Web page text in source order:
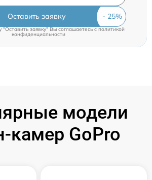
Оставить заявку
заявку" Вы соглашаетесь c политикой
конфиденциальности
модели
камер GoPro